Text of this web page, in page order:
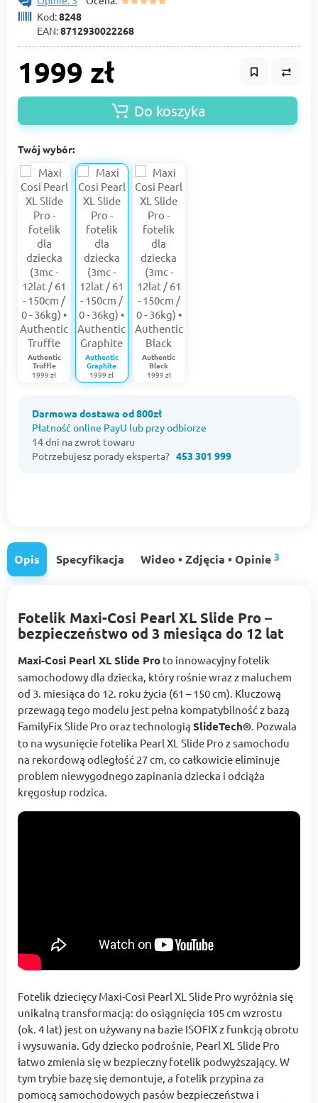
Kod:8248
EAN:8712930022268
1999 zł
Do koszyka
Twój wybór:
Authentic
Truffle
1999 zł
Authentic
Graphite
1999 zł
Authentic
Black
1999 zł
Darmowa dostawa od 800zł
Płatność online PayU lub przy odbiorze
14 dni na zwrot towaru
Potrzebujesz porady eksperta? 453 301 999
Opis Specyfikacja Wideo • Zdjęcia • Opinie 3
Fotelik Maxi-Cosi Pearl XL Slide Pro –
bezpieczeństwo od 3 miesiąca do 12 lat
Maxi-Cosi Pearl XL Slide Pro to innowacyjny fotelik
samochodowy dla dziecka, który rośnie wraz z maluchem
od 3. miesiąca do 12. roku życia (61 – 150 cm). Kluczową
przewagą tego modelu jest pełna kompatybilność z bazą
FamilyFix Slide Pro oraz technologią SlideTech®. Pozwala
to na wysunięcie fotelika Pearl XL Slide Pro z samochodu
na rekordową odległość 27 cm, co całkowicie eliminuje
problem niewygodnego zapinania dziecka i odciąża
kręgosłup rodzica.
Fotelik dziecięcy Maxi-Cosi Pearl XL Slide Pro wyróżnia się
unikalną transformacją: do osiągnięcia 105 cm wzrostu
(ok. 4 lat) jest on używany na bazie ISOFIX z funkcją obrotu
i wysuwania. Gdy dziecko podrośnie, Pearl XL Slide Pro
łatwo zmienia się w bezpieczny fotelik podwyższający. W
tym trybie bazę się demontuje, a fotelik przypina za
pomocą samochodowych pasów bezpieczeństwa i